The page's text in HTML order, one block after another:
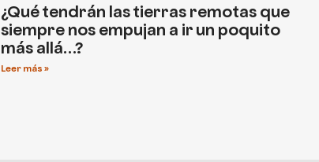
¿Qué tendrán las tierras remotas que
siempre nos empujan a ir un poquito
más allá…?
Leer más »